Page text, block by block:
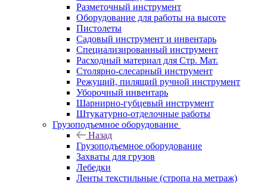
Разметочный инструмент
Оборудование для работы на высоте
Пистолеты
Садовый инструмент и инвентарь
Специализированный инструмент
Расходный материал для Стр. Мат.
Столярно-слесарный инструмент
Режущий, пилящий ручной инструмент
Уборочный инвентарь
Шарнирно-губцевый инструмент
Штукатурно-отделочные работы
Грузоподъемное оборудование
Назад
Грузоподъемное оборудование
Захваты для грузов
Лебедки
Ленты текстильные (стропа на метраж)